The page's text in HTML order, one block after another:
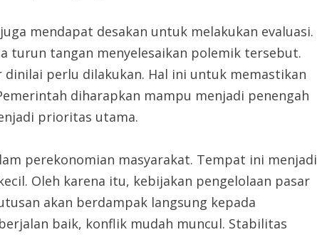
mendapat desakan untuk melakukan evaluasi.
turun tangan menyelesaikan polemik tersebut.
dinilai perlu dilakukan. Hal ini untuk memastikan
diharapkan mampu menjadi penengah
prioritas utama.
perekonomian masyarakat. Tempat ini menjadi
Oleh karena itu, kebijakan pengelolaan pasar
akan berdampak langsung kepada
baik, konflik mudah muncul. Stabilitas